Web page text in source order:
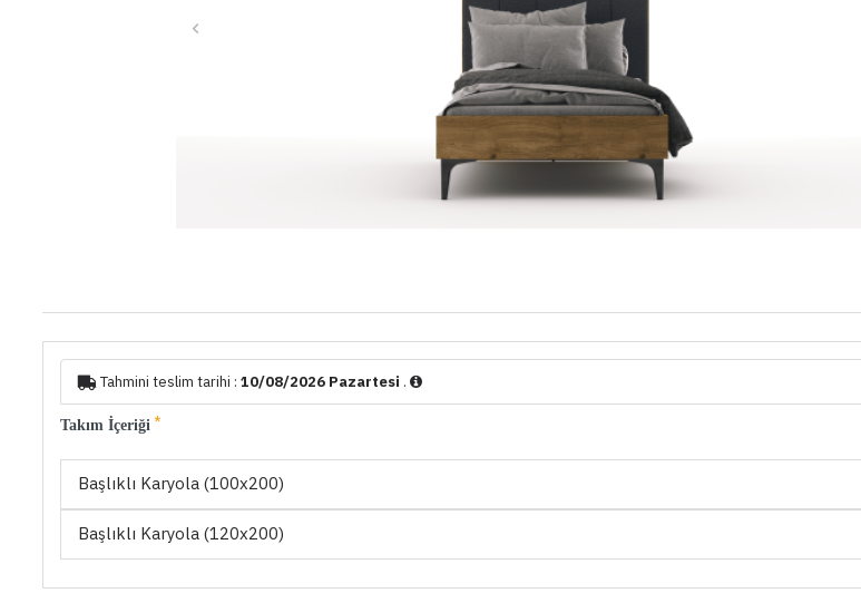
Tahmini teslim tarihi : 10/08/2026 Pazartesi .
Takım İçeriği
Başlıklı Karyola (100x200)
Başlıklı Karyola (120x200)